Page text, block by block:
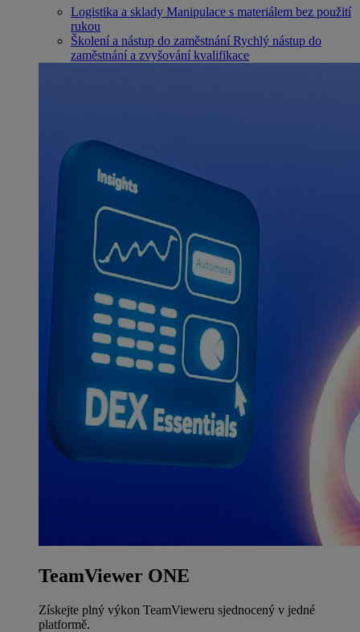
Logistika a sklady Manipulace s materiálem bez použití
rukou
Školení a nástup do zaměstnání Rychlý nástup do
zaměstnání a zvyšování kvalifikace
TeamViewer ONE
Získejte plný výkon TeamVieweru sjednocený v jedné
platformě.